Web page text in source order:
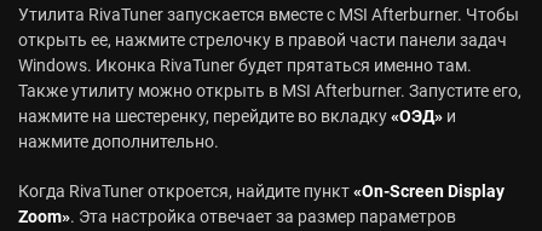
Утилита RivaTuner запускается вместе с MSI Afterburner. Чтобы
открыть ее, нажмите стрелочку в правой части панели задач
Windows. Иконка RivaTuner будет прятаться именно там.
Также утилиту можно открыть в MSI Afterburner. Запустите его,
нажмите на шестеренку, перейдите во вкладку«ОЭД» и
нажмите дополнительно.
Когда RivaTuner откроется, найдите пункт«On-Screen Display
Zoom». Эта настройка отвечает за размер параметров